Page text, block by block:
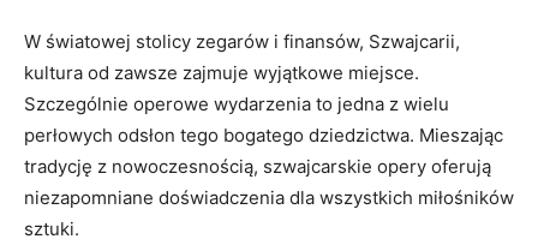
W światowej ‌stolicy zegarów i ‍finansów, ‍Szwajcarii,
kultura‍ od⁤ zawsze zajmuje wyjątkowe miejsce.
Szczególnie operowe wydarzenia to jedna z⁤ wielu
perłowych odsłon⁤ tego bogatego dziedzictwa. ​Mieszając
tradycję z ⁤nowoczesnością, szwajcarskie opery oferują
niezapomniane doświadczenia ‍dla‌ wszystkich miłośników
sztuki.